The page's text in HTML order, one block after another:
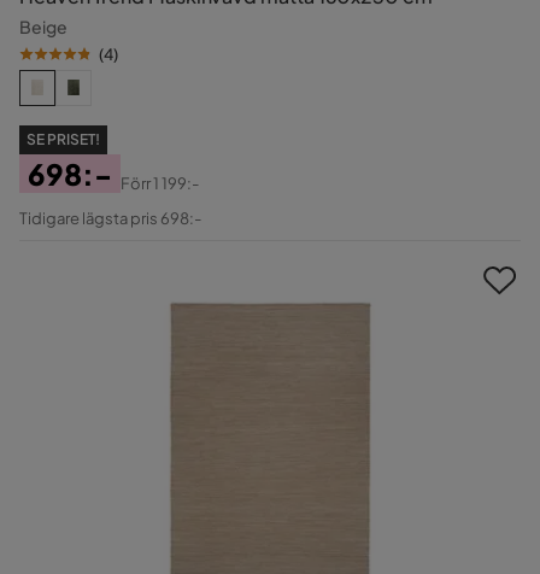
Beige
(4)
SE PRISET!
Pris
698:-
Original
Förr1 199:-
Tidigare lägsta pris 698:-